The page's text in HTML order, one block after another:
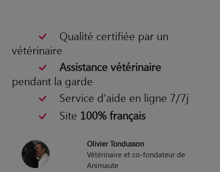
Qualité certifiée par un
vétérinaire
Assistance vétérinaire
pendant la garde
Service d'aide en ligne 7/7j
Site 100% français
Olivier Tondusson
Vétérinaire et co-fondateur de
Animaute